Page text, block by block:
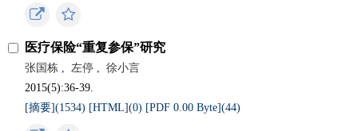
医疗保险“重复参保”研究
张国栋 , 左停 ,
徐小言
2015(5):36-39.
[摘要](1534) [HTML](0) [PDF 0.00 Byte](44)